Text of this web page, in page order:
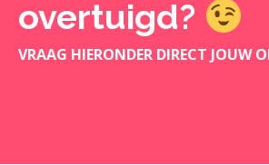
overtuigd?
VRAAG HIERONDER DIRECT JOUW